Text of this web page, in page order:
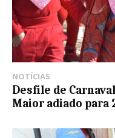
NOTÍCIAS
Desfile de
Maior adiado para